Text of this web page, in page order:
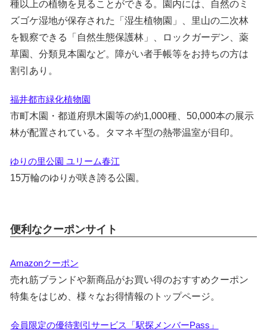
種以上の植物を見ることができる。園内には、自然のミ
ズゴケ湿地が保存された「湿生植物園」、里山の二次林
を観察できる「自然生態保護林」、ロックガーデン、薬
草園、分類見本園など。障がい者手帳等をお持ちの方は
割引あり。
福井都市緑化植物園
市町木園・都道府県木園等の約1,000種、50,000本の展示
林が配置されている。タマネギ型の熱帯温室が目印。
ゆりの里公園 ユリーム春江
15万輪のゆりが咲き誇る公園。
便利なクーポンサイト
Amazonクーポン
売れ筋ブランドや新商品がお買い得のおすすめクーポン
特集をはじめ、様々なお得情報のトップページ。
会員限定の優待割引サービス「駅探メンバーPass」